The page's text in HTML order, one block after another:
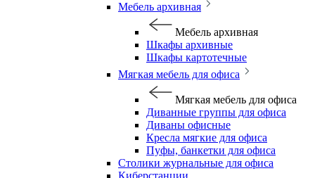
Мебель архивная
Мебель архивная
Шкафы архивные
Шкафы картотечные
Мягкая мебель для офиса
Мягкая мебель для офиса
Диванные группы для офиса
Диваны офисные
Кресла мягкие для офиса
Пуфы, банкетки для офиса
Столики журнальные для офиса
Киберстанции